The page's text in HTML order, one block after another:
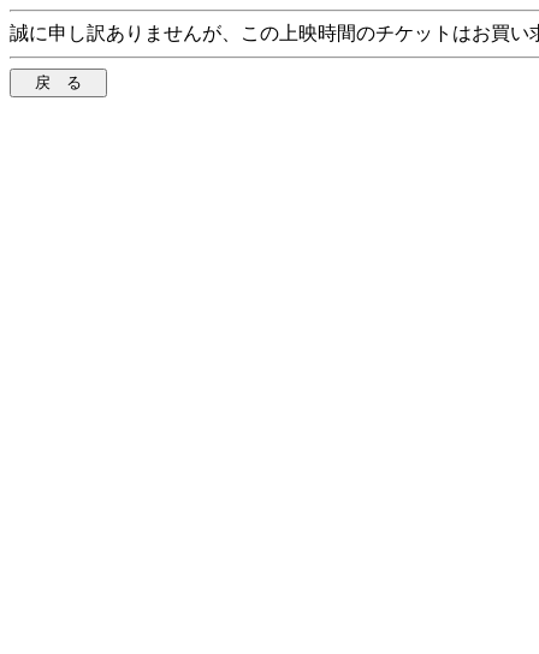
誠に申し訳ありませんが、この上映時間のチケットはお買い